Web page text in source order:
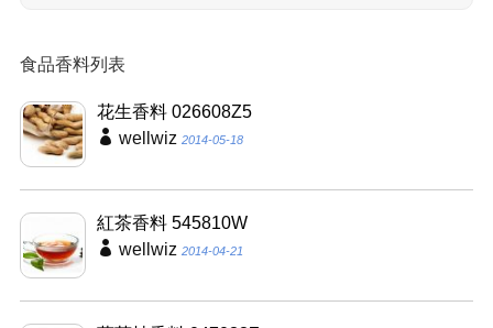
食品香料列表
花生香料 026608Z5
wellwiz 2014-05-18
紅茶香料 545810W
wellwiz 2014-04-21